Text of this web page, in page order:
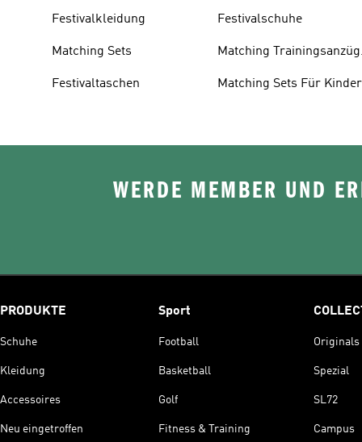
Festivalkleidung
Matching Sets
Festivaltaschen
Festivalschuhe
Matching
Matching Sets Für Kinder
WERDE MEMBER UND
PRODUKTE
Schuhe
Kleidung
Accessoires
Neu eingetroffen
Sport
Football
Basketball
Golf
Fitness & Training
Originals
Spezial
SL72
Campus